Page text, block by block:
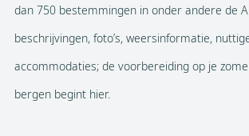
dan 750 bestemmingen in onder andere de
beschrijvingen, foto’s, weersinformatie,
accommodaties; de voorbereiding op je
bergen begint hier.